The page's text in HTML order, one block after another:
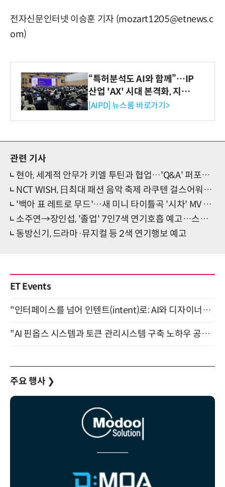
전자신문인터넷 이승훈 기자 (mozart1205@etnews.c
om)
“특허분석도 AI와 함께”…IP
산업 'AX' 시대 본격화, 지식
재산처 1호 AI IP데이터분석
[AIPD] 뉴스룸 바로가기>
관련 기사
현아, 세계적 안무가 키엘 투틴과 협업…'Q&A' 퍼포먼스 완성
NCT WISH, 日최대 패션 음악 축제 라쿠텐 걸스어워드 출연
'백아 표 레트로 무드'…새 미니 타이틀곡 '시차' MV 티저 눈길
소주연→장인섭, '졸업' 7인7색 연기호흡 예고…스틸컷 공개
동방신기, 드라마·뮤지컬 등 2색 연기행보 예고
ET Events
"인터페이스를 넘어 인텐트(intent)로: AI와 디자이너가 함께 만드는 공존의 UX" 강남역 (9/2)
"AI 핀옵스 시스템과 토큰 관리시스템 구축 노하우 공개" 잠실 한국광고문화회관 2층 대회의실 (8/21)
주요 행사 ❯